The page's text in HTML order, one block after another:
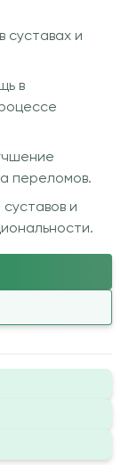
суставах и
в
переломов.
и